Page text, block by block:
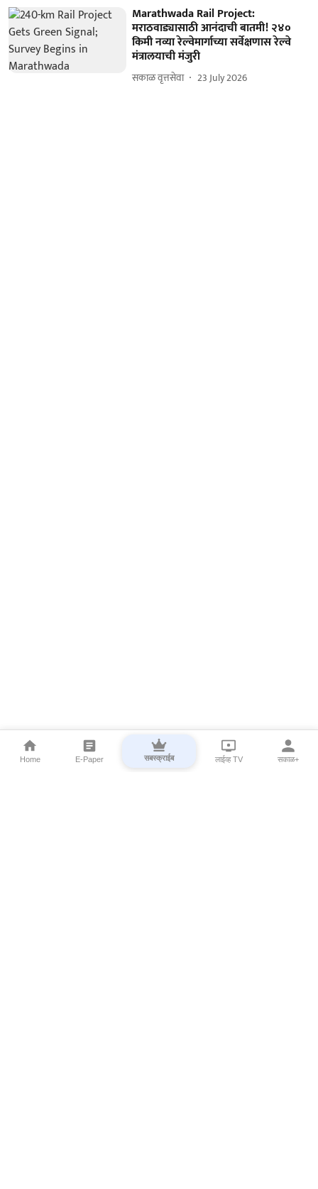
Marathwada Rail Project:
मराठवाड्यासाठी आनंदाची बातमी! २४०
किमी नव्या रेल्वेमार्गाच्या सर्वेक्षणास रेल्वे
मंत्रालयाची मंजुरी
सकाळ वृत्तसेवा 23 July 2026
Home E-Paper सबस्क्राईब लाईव्ह TV सकाळ+